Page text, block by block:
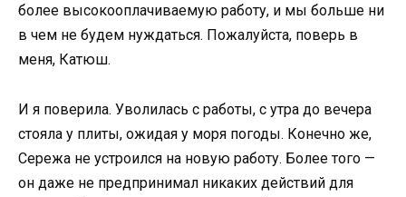
более высокооплачиваемую работу, и мы больше ни
в чем не будем нуждаться. Пожалуйста, поверь в
меня, Катюш.
И я поверила. Уволилась с работы, с утра до вечера
стояла у плиты, ожидая у моря погоды. Конечно же,
Сережа не устроился на новую работу. Более того —
он даже не предпринимал никаких действий для